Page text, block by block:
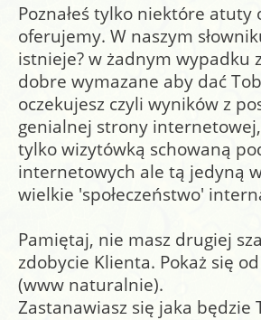
Poznałeś tylko niektóre atuty
oferujemy. W naszym
istnieje? w żadnym wypadku
dobre wymazane aby dać
oczekujesz czyli wyników z
genialnej strony
tylko wizytówką schowaną
internetowych ale tą jedyną
wielkie 'społeczeństwo'
Pamiętaj, nie masz drugiej
zdobycie Klienta. Pokaż się
(www naturalnie).
Zastanawiasz się jaka będzie
3058